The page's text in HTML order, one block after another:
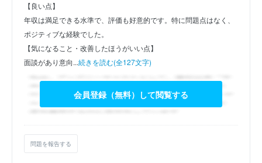
【良い点】
年収は満足できる水準で、評価も好意的です。特に問題点はなく、
ポジティブな経験でした。
【気になること・改善したほうがいい点】
面談があり意向...続きを読む(全127文字)
会員登録（無料）して閲覧する
問題を報告する